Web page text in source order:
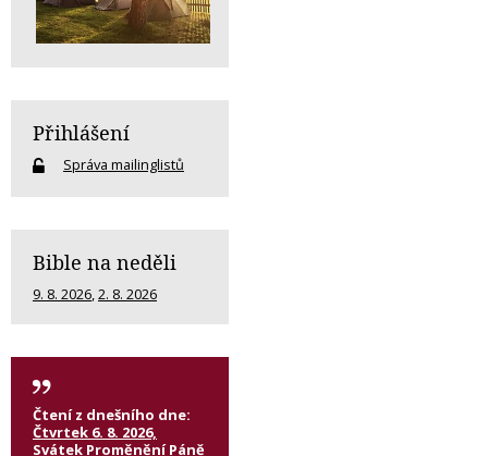
Přihlášení
Správa mailinglistů
Bible na neděli
9. 8. 2026,2. 8. 2026
Čtení z dnešního dne:
Čtvrtek 6. 8. 2026,
Svátek Proměnění Páně